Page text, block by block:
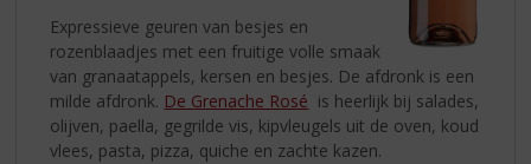
Expressieve geuren van besjes en
rozenblaadjes met een fruitige volle smaak
van granaatappels, kersen en besjes. De afdronk is een
milde afdronk. De Grenache Rosé is heerlijk bij salades,
olijven, paella, gegrilde vis, kipvleugels uit de oven, koud
vlees, pasta, pizza, quiche en zachte kazen.